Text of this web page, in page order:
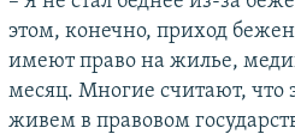
этом, конечно, приход
имеют право на жилье,
месяц. Многие считают,
живем в правовом